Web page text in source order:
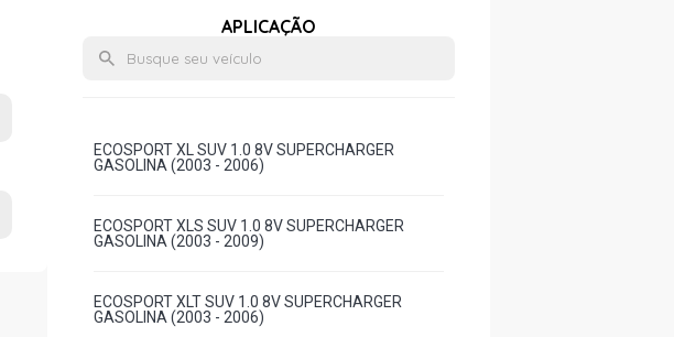
APLICAÇÃO
ECOSPORT XL SUV 1.0 8V SUPERCHARGER
GASOLINA (2003 - 2006)
ECOSPORT XLS SUV 1.0 8V SUPERCHARGER
GASOLINA (2003 - 2009)
ECOSPORT XLT SUV 1.0 8V SUPERCHARGER
GASOLINA (2003 - 2006)